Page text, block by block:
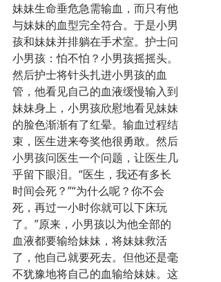
妹妹生命垂危急需输血，而只有他
与妹妹的血型完全符合。于是小男
孩和妹妹并排躺在手术室。护士问
小男孩：怕不怕？小男孩摇摇头。
然后护士将针头扎进小男孩的血
管，他看见自己的血液缓慢输入到
妹妹身上，小男孩欣慰地看见妹妹
的脸色渐渐有了红晕。输血过程结
束，医生进来夸奖他很勇敢。然后
小男孩问医生一个问题，让医生几
乎留下眼泪。“医生，我还有多长
时间会死？”“为什么呢？你不会
死，再过一小时你就可以下床玩
了。”原来，小男孩以为他全部的
血液都要输给妹妹，将妹妹救活
了，他自己就要死去。但他还是毫
不犹豫地将自己的血输给妹妹。这